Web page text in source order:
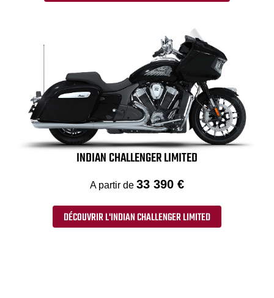
INDIAN CHALLENGER LIMITED
A partir de 33 390 €
DÉCOUVRIR L'INDIAN CHALLENGER LIMITED